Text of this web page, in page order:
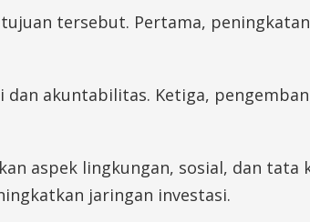
tersebut. Pertama,
akuntabilitas. Ketiga,
aspek lingkungan, sosial, dan tata
jaringan investasi.